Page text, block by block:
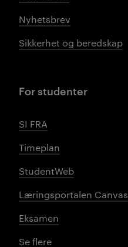
Nyhetsbrev
Sikkerhet og beredskap
For studenter
SI FRA
Timeplan
StudentWeb
Læringsportalen Canvas
Eksamen
Se flere